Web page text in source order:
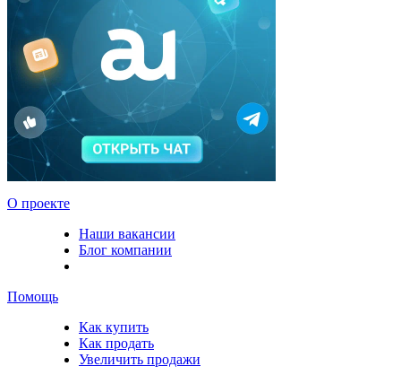
О проекте
Наши вакансии
Блог компании
Помощь
Как купить
Как продать
Увеличить продажи